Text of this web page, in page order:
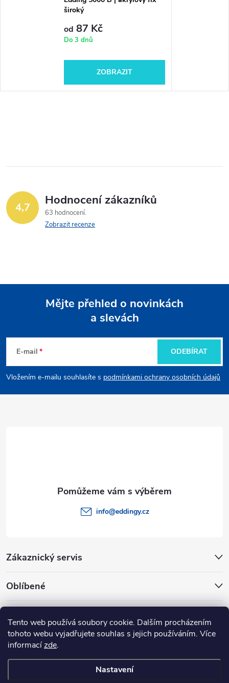
Tento web používá soubory cookie. Dalším procházením
tohoto webu vyjadřujete souhlas s jejich používáním. Více
informacízde.
Nastavení
široký
od 87 Kč
Do 3 dnů
ZOBRAZIT
4,7 Hodnocení zákazníků
63 hodnocení
Zobrazit recenze
p
Mějte přehled o novinkách
a slevách
E-mail
Vložením e-mailu souhlasíte s podmínkami ochrany osobních údajů
ODEBÍRAT
Zákaznický servis
Oblíbené
info@eddingy.cz